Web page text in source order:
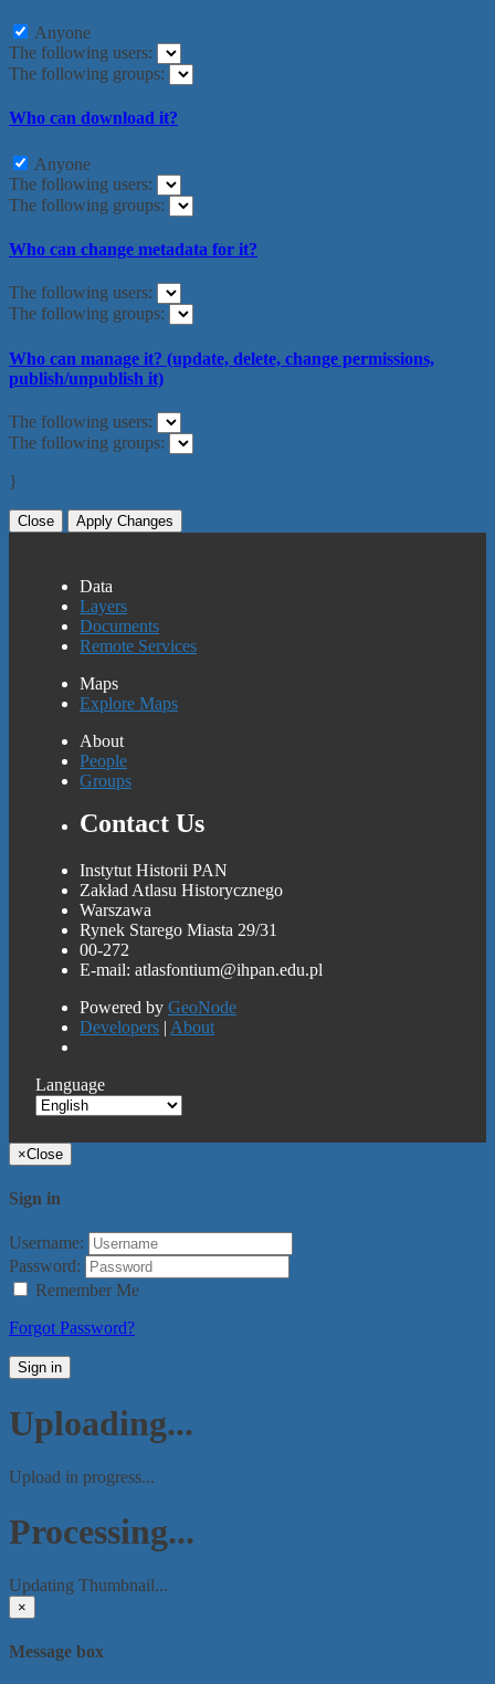
Anyone
The following users:
The following groups:
Who can download it?
Anyone
The following users:
The following groups:
Who can change metadata for it?
The following users:
The following groups:
Who can manage it? (update, delete, change permissions,
publish/unpublish it)
The following users:
The following groups:
}
Close Apply Changes
Data
Layers
Documents
Remote Services
Maps
Explore Maps
About
People
Groups
Contact Us
Instytut Historii PAN
Zakład Atlasu Historycznego
Warszawa
Rynek Starego Miasta 29/31
00-272
E-mail: atlasfontium@ihpan.edu.pl
Powered by GeoNode
Developers | About
Language
×Close
Sign in
Username:
Password:
Remember Me
Forgot Password?
Sign in
Uploading...
Upload in progress...
Processing...
Updating Thumbnail...
×
Message box